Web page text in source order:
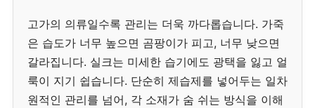
고가의 의류일수록 관리는 더욱 까다롭습니다. 가죽
은 습도가 너무 높으면 곰팡이가 피고, 너무 낮으면
갈라집니다. 실크는 미세한 습기에도 광택을 잃고 얼
룩이 지기 쉽습니다. 단순히 제습제를 넣어두는 일차
원적인 관리를 넘어, 각 소재가 숨 쉬는 방식을 이해